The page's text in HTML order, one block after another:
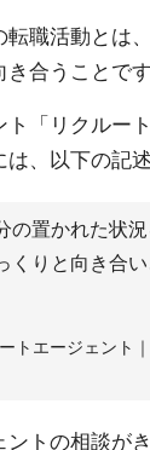
職活動とは
合うことです
「リクルー
、以下の記
の置かれた状
くりと向き合い
トエージェント
ントの相談が